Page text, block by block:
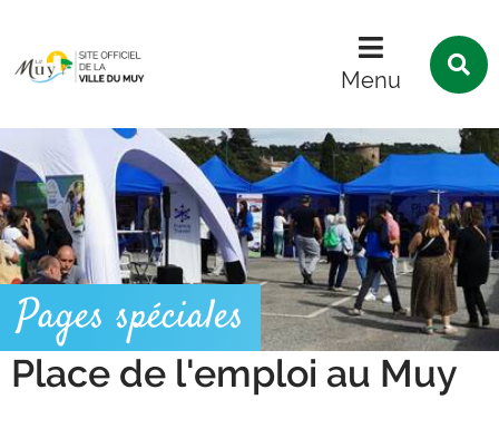
Menu
Pages spéciales
Place de l'emploi au Muy